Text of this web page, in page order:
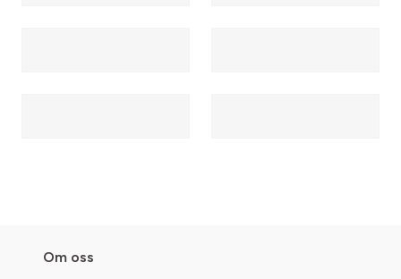
Om oss